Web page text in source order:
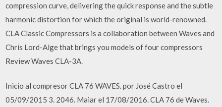
compression curve, delivering the quick response and the subtle
harmonic distortion for which the original is world-renowned.
CLA Classic Compressors is a collaboration between Waves and
Chris Lord-Alge that brings you models of four compressors
Review Waves CLA-3A.
Inicio al compresor CLA 76 WAVES. por José Castro el
05/09/2015 3. 2046. Maiar el 17/08/2016. CLA 76 de Waves.